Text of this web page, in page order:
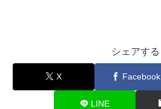
シェアする
X Facebook
LINE